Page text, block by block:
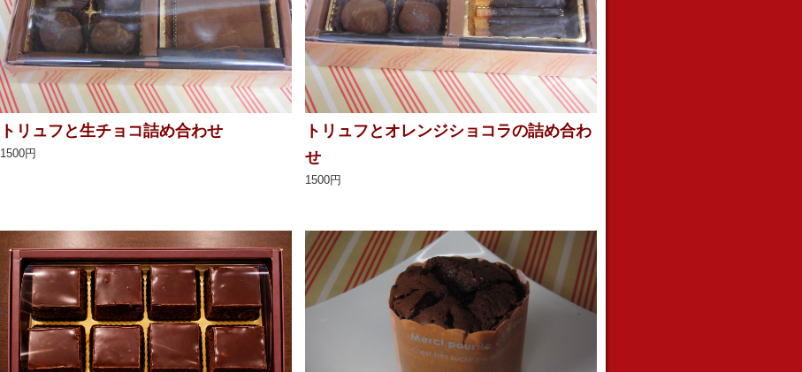
トリュフと生チョコ詰め合わせ
1500円
トリュフとオレンジショコラの詰め合わ
せ
1500円